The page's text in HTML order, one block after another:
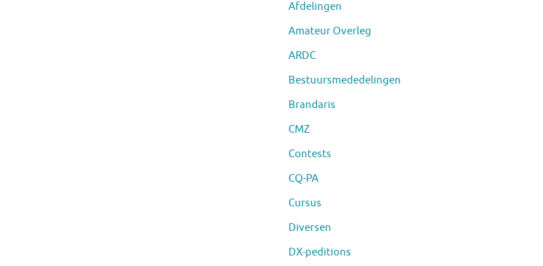
Afdelingen
Amateur Overleg
ARDC
Bestuursmededelingen
Brandaris
CMZ
Contests
CQ-PA
Cursus
Diversen
DX-peditions